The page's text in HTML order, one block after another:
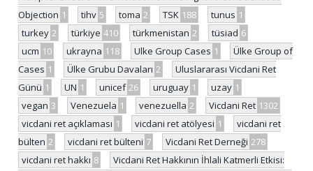
Objection 1 tihv 5 toma 2 TSK 188 tunus 1
turkey 2 türkiye 410 türkmenistan 2 tüsiad 6
ucm 10 ukrayna 118 Ulke Group Cases 1
Ülke Group of
Cases 1 Ülke Grubu Davaları 2
Uluslararası Vicdani Ret
Günü 1 UN 1 unicef 26 uruguay 1 uzay 1
vegan 3 Venezuela 1 venezuella 2 Vicdani Ret 1302
vicdani ret açıklaması 1 vicdani ret atölyesi 1
vicdani ret
bülten 2 vicdani ret bülteni 7 Vicdani Ret Derneği 278
vicdani ret hakkı 8
Vicdani Ret Hakkının İhlali Katmerli Etkisi: